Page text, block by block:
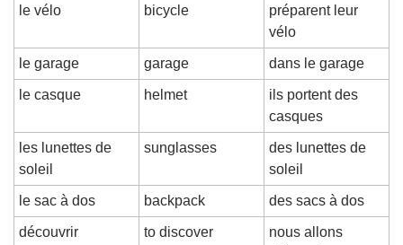
le vélo bicycle
préparent leur
vélo
le garage garage dans le garage
le casque helmet
ils portent des
casques
les lunettes de
soleil
sunglasses
des lunettes de
soleil
le sac à dos backpack des sacs à dos
découvrir to discover
nous allons